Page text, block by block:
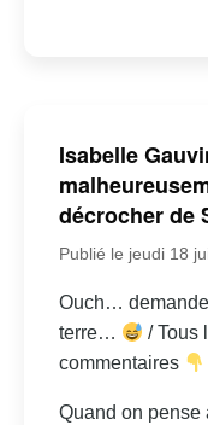
Isabelle
décrocher de
Publié le jeudi 18
Ouch…
terre…
/ Tous
commentaires
Quand on pense